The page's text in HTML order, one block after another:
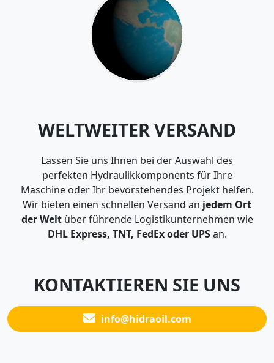
WELTWEITER VERSAND
Lassen Sie uns Ihnen bei der Auswahl des
perfekten Hydraulikkomponents für Ihre
Maschine oder Ihr bevorstehendes Projekt helfen.
Wir bieten einen schnellen Versand an jedem Ort
der Weltüber führende Logistikunternehmen wie
DHL Express, TNT, FedEx oder UPSan.
KONTAKTIEREN SIE UNS
info@hidraoil.com